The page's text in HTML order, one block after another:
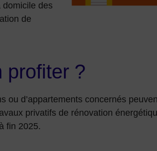
domicile des
de
profiter ?
ou d’appartements concernés
privatifs de rénovation
fin 2025.